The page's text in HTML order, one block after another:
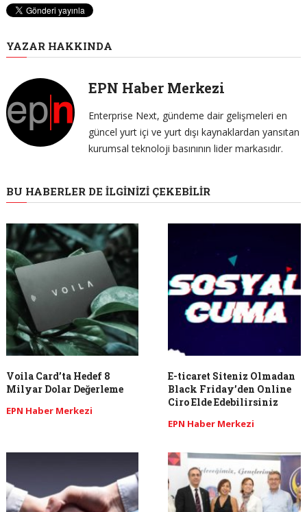
YAZAR HAKKINDA
EPN Haber Merkezi
Enterprise Next, gündeme dair gelişmeleri en
güncel yurt içi ve yurt dışı kaynaklardan yansıtan
kurumsal teknoloji basınının lider markasıdır.
BU HABERLER DE İLGINIZI ÇEKEBILIR
Voila Card’ta Hedef 8
Milyar Dolar Değerleme
EPN Haber Merkezi
E-ticaret Siteniz Olmadan
Black Friday’den Online
Ciro Elde Edebilirsiniz
EPN Haber Merkezi